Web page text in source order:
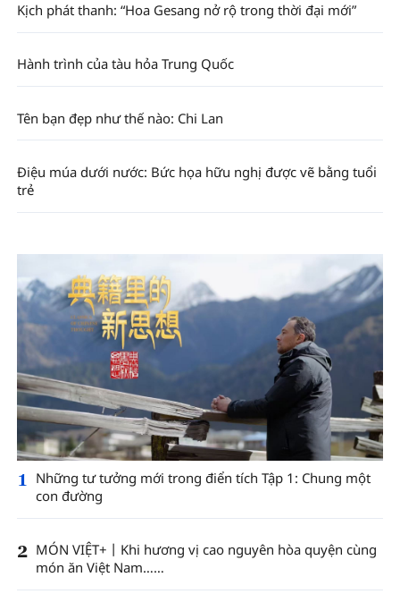
Kịch phát thanh: “Hoa Gesang nở rộ trong thời đại mới”
Hành trình của tàu hỏa Trung Quốc
Tên bạn đẹp như thế nào: Chi Lan
Điệu múa dưới nước: Bức họa hữu nghị được vẽ bằng tuổi
trẻ
1
Những tư tưởng mới trong điển tích Tập 1: Chung một
con đường
2 MÓN VIỆT+丨Khi hương vị cao nguyên hòa quyện cùng
món ăn Việt Nam……